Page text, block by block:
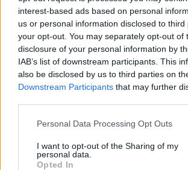
interest-based ads based on personal
us or personal information disclosed to
your opt-out. You may separately opt-out of
disclosure of your personal information by
IAB’s list of downstream participants. This
also be disclosed by us to third parties on
Downstream Participants that may further
Personal Data Processing Opt Outs
I want to opt-out of the Sharing of my
personal data.
Opted In
Δανάη Μπάρκα: Η χιουμοριστική
αρνητικό σχόλιο για το νέο της look